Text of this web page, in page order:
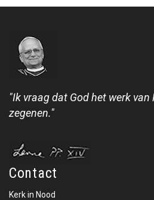
"Ik vraag dat God het werk van
zegenen."
Contact
Kerk in Nood